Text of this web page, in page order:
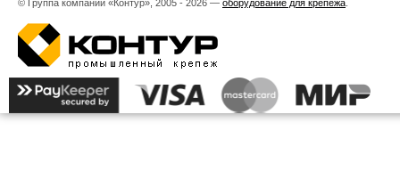
© Группа компаний «Контур», 2005 - 2026 — оборудование для крепежа